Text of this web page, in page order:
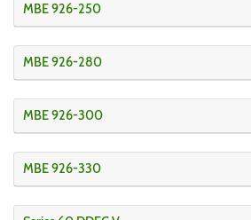
MBE 926-250
MBE 926-280
MBE 926-300
MBE 926-330